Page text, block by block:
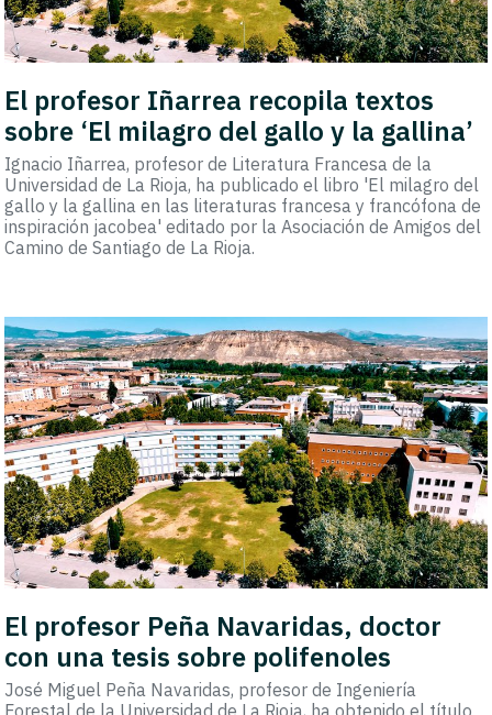
El profesor Iñarrea recopila textos
sobre ‘El milagro del gallo y la gallina’
Ignacio Iñarrea, profesor de Literatura Francesa de la
Universidad de La Rioja, ha publicado el libro 'El milagro del
gallo y la gallina en las literaturas francesa y francófona de
inspiración jacobea' editado por la Asociación de Amigos del
Camino de Santiago de La Rioja.
El profesor Peña Navaridas, doctor
con una tesis sobre polifenoles
José Miguel Peña Navaridas, profesor de Ingeniería
Forestal de la Universidad de La Rioja, ha obtenido el título